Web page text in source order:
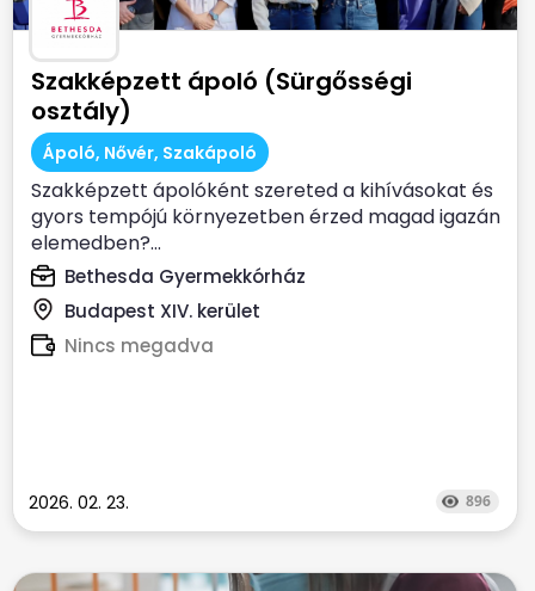
Szakképzett ápoló (Sürgősségi
osztály)
Ápoló, Nővér, Szakápoló
Szakképzett ápolóként szereted a kihívásokat és
gyors tempójú környezetben érzed magad igazán
elemedben?...
Bethesda Gyermekkórház
Budapest XIV. kerület
Nincs megadva
2026. 02. 23. 896